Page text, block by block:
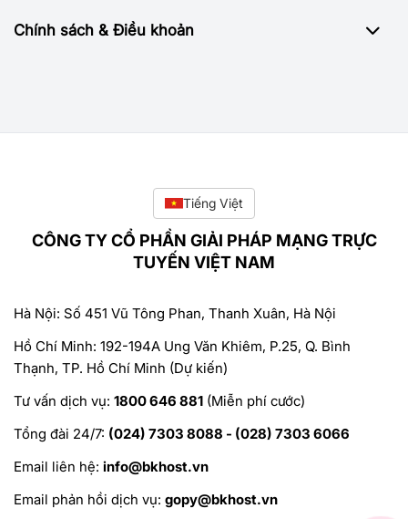
Chính sách & Điều khoản
Tiếng Việt
CÔNG TY CỔ PHẦN GIẢI PHÁP MẠNG TRỰC
TUYẾN VIỆT NAM
Hà Nội: Số 451 Vũ Tông Phan, Thanh Xuân, Hà Nội
Hồ Chí Minh: 192-194A Ung Văn Khiêm, P.25, Q. Bình
Thạnh, TP. Hồ Chí Minh (Dự kiến)
Tư vấn dịch vụ: 1800 646 881 (Miễn phí cước)
Tổng đài 24/7: (024) 7303 8088 - (028) 7303 6066
Email liên hệ: info@bkhost.vn
Email phản hồi dịch vụ: gopy@bkhost.vn